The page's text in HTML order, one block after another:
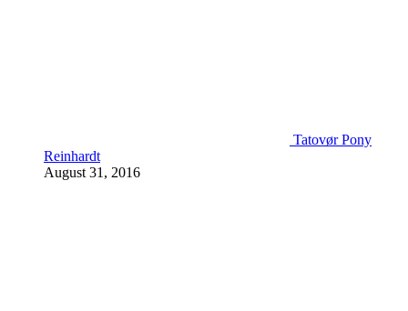
Tatovør Pony
Reinhardt
August 31, 2016